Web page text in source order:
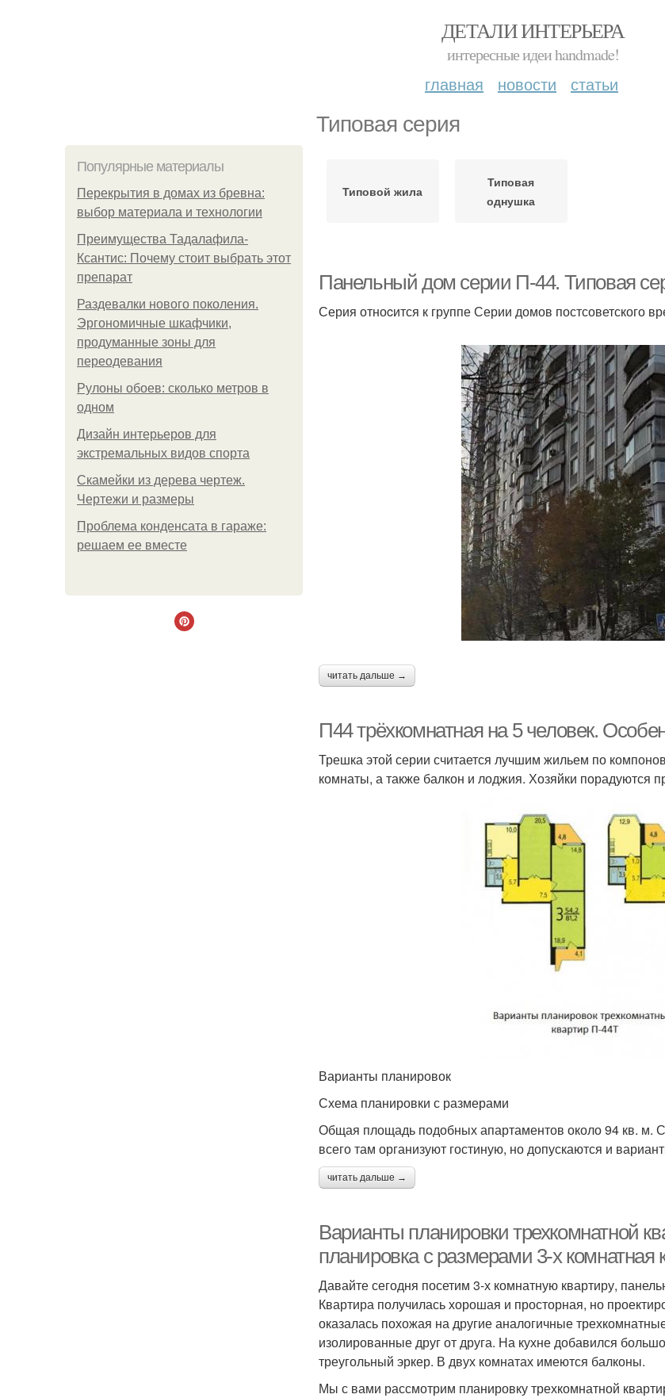
ДЕТАЛИ ИНТЕРЬЕРА
интересные идеи handmade!
главная новости статьи
Типовая серия
Популярные материалы
Перекрытия в домах из бревна:
выбор материала и технологии
Преимущества Тадалафила-
Ксантис: Почему стоит выбрать этот
препарат
Раздевалки нового поколения.
Эргономичные шкафчики,
продуманные зоны для
переодевания
Рулоны обоев: сколько метров в
одном
Дизайн интерьеров для
экстремальных видов спорта
Скамейки из дерева чертеж.
Чертежи и размеры
Проблема конденсата в гараже:
решаем ее вместе
Типовой жила
Типовая
однушка
Панельный дом серии П-44. Типовая
Серия отноcится к группе Серии домов постсоветского
читать дальше →
П44 трёхкомнатная на 5 человек.
Трешка этой серии считается лучшим жильем по
комнаты, а также балкон и лоджия. Хозяйки порадуются
Варианты планировок
Схема планировки с размерами
Общая площадь подобных апартаментов около 94 кв. м.
всего там организуют гостиную, но допускаются и
читать дальше →
Варианты планировки трехкомнатной
планировка с размерами 3-х комнатная
Давайте сегодня посетим 3-х комнатную квартиру,
Квартира получилась хорошая и просторная, но
оказалась похожая на другие аналогичные
изолированные друг от друга. На кухне добавился
треугольный эркер. В двух комнатах имеются балконы.
Мы с вами рассмотрим планировку трехкомнатной